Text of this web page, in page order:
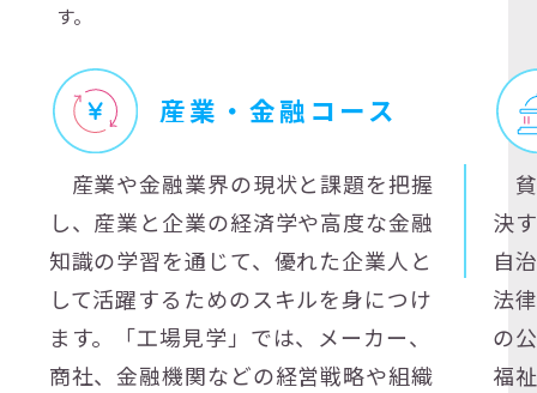
す。
産業・金融コース
産業や金融業界の現状と課題を把握
し、産業と企業の経済学や高度な金融
知識の学習を通じて、優れた企業人と
して活躍するためのスキルを身につけ
ます。「工場見学」では、メーカー、
商社、金融機関などの経営戦略や組織
貧
決
自
法
の
福